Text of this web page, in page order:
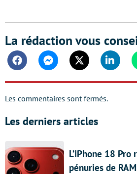
La rédaction vous
FacebookMessengerTwitter
Les commentaires sont fermés.
Les derniers articles
L’iPhone 18 Pro
pénuries de